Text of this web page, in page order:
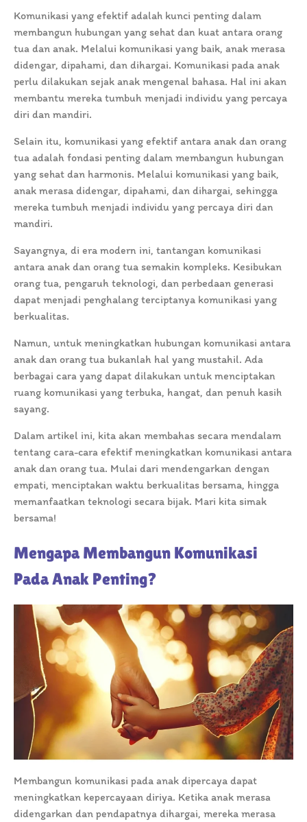
Komunikasi yang efektif adalah kunci penting dalam
membangun hubungan yang sehat dan kuat antara orang
tua dan anak. Melalui komunikasi yang baik, anak merasa
didengar, dipahami, dan dihargai. Komunikasi pada anak
perlu dilakukan sejak anak mengenal bahasa. Hal ini akan
membantu mereka tumbuh menjadi individu yang percaya
diri dan mandiri.
Selain itu, komunikasi yang efektif antara anak dan orang
tua adalah fondasi penting dalam membangun hubungan
yang sehat dan harmonis. Melalui komunikasi yang baik,
anak merasa didengar, dipahami, dan dihargai, sehingga
mereka tumbuh menjadi individu yang percaya diri dan
mandiri.
Sayangnya, di era modern ini, tantangan komunikasi
antara anak dan orang tua semakin kompleks. Kesibukan
orang tua, pengaruh teknologi, dan perbedaan generasi
dapat menjadi penghalang terciptanya komunikasi yang
berkualitas.
Namun, untuk meningkatkan hubungan komunikasi antara
anak dan orang tua bukanlah hal yang mustahil. Ada
berbagai cara yang dapat dilakukan untuk menciptakan
ruang komunikasi yang terbuka, hangat, dan penuh kasih
sayang.
Dalam artikel ini, kita akan membahas secara mendalam
tentang cara-cara efektif meningkatkan komunikasi antara
anak dan orang tua. Mulai dari mendengarkan dengan
empati, menciptakan waktu berkualitas bersama, hingga
memanfaatkan teknologi secara bijak. Mari kita simak
bersama!
Mengapa Membangun Komunikasi
Pada Anak Penting?
Membangun komunikasi pada anak dipercaya dapat
meningkatkan kepercayaan diriya. Ketika anak merasa
didengarkan dan pendapatnya dihargai, mereka merasa